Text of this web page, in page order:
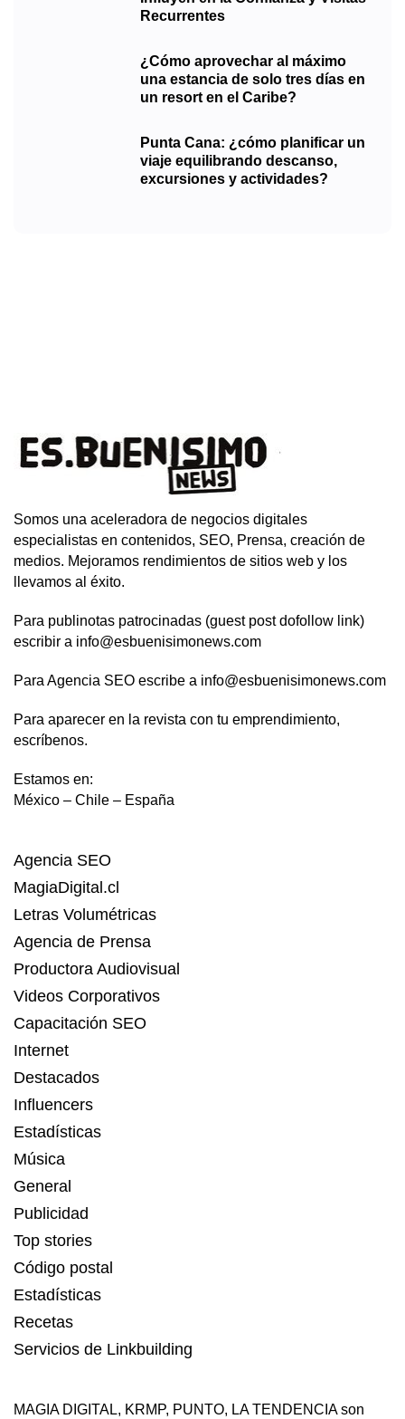
Recurrentes
¿Cómo aprovechar al máximo
una estancia de solo tres días en
un resort en el Caribe?
Punta Cana: ¿cómo planificar un
viaje equilibrando descanso,
excursiones y actividades?
Somos una aceleradora de negocios digitales
especialistas en contenidos, SEO, Prensa, creación de
medios. Mejoramos rendimientos de sitios web y los
llevamos al éxito.
Para publinotas patrocinadas (guest post dofollow link)
escribir a info@esbuenisimonews.com
Para Agencia SEO escribe a info@esbuenisimonews.com
Para aparecer en la revista con tu emprendimiento,
escríbenos.
Estamos en:
México – Chile – España
Agencia SEO
MagiaDigital.cl
Letras Volumétricas
Agencia de Prensa
Productora Audiovisual
Videos Corporativos
Capacitación SEO
Internet
Destacados
Influencers
Estadísticas
Música
General
Publicidad
Top stories
Código postal
Estadísticas
Recetas
Servicios de Linkbuilding
MAGIA DIGITAL, KRMP, PUNTO, LA TENDENCIAson